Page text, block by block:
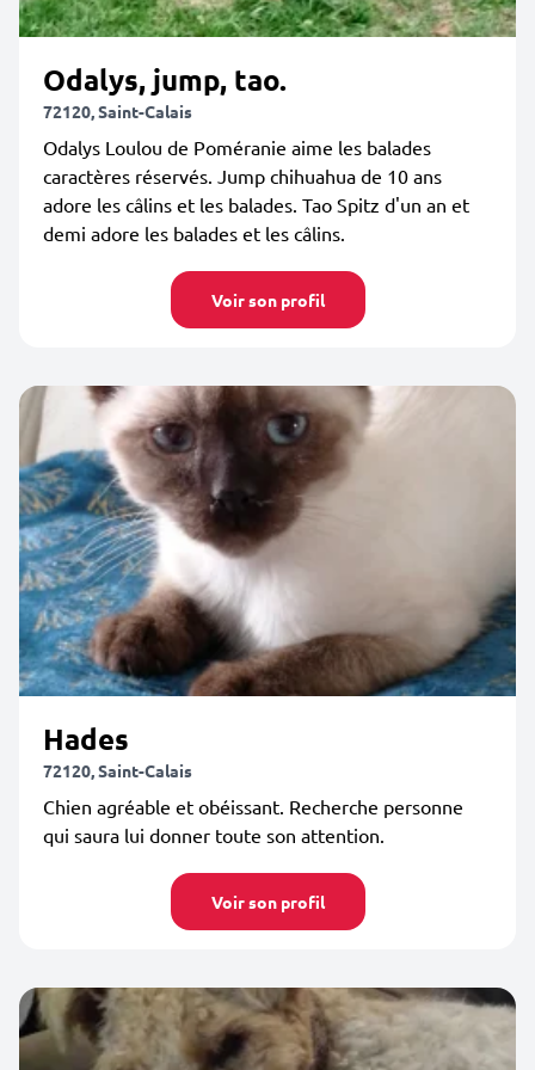
Odalys, jump, tao.
72120, Saint-Calais
Odalys Loulou de Poméranie aime les balades
caractères réservés. Jump chihuahua de 10 ans
adore les câlins et les balades. Tao Spitz d'un an et
demi adore les balades et les câlins.
Voir son profil
Hades
72120, Saint-Calais
Chien agréable et obéissant. Recherche personne
qui saura lui donner toute son attention.
Voir son profil